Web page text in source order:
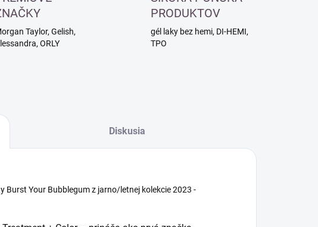
Taylor, Gelish,
ORLY
PRODUKTOV
gél laky bez hemi, DI-HEMI,
TPO
Diskusia
Burst Your Bubblegum z jarno/letnej kolekcie 2023 -